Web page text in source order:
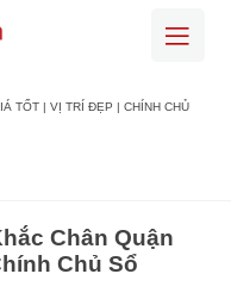
Chân Quận
Chủ Sổ